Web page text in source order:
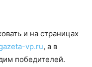
и на страницах
vp.ru, а в
победителей.